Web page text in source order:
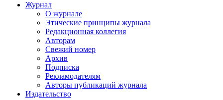
Журнал
О журнале
Этические принципы журнала
Редакционная коллегия
Авторам
Свежий номер
Архив
Подписка
Рекламодателям
Авторы публикаций журнала
Издательство